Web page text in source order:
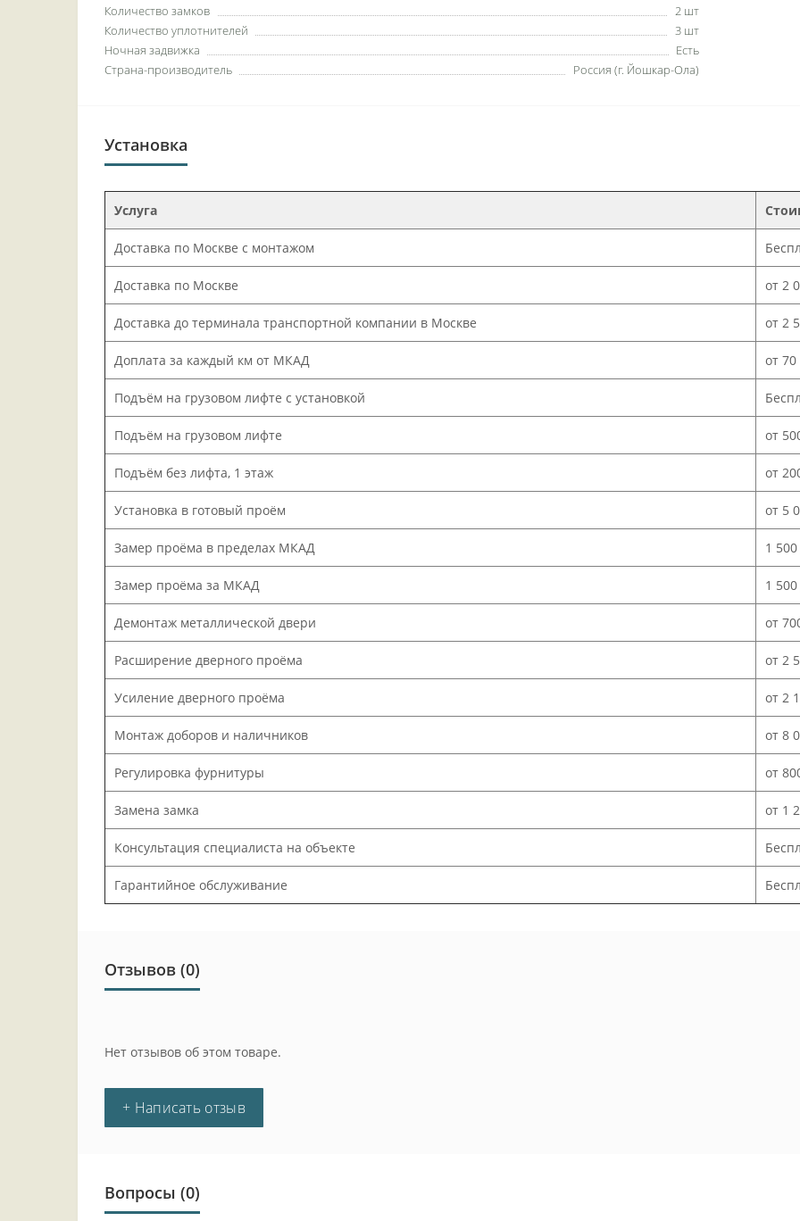
Количество замков
2 шт
Количество уплотнителей
3 шт
Ночная задвижка
Есть
Страна-производитель
Россия (г. Йошкар-Ола)
Установка
Услуга
Доставка по Москве с монтажом
Доставка по Москве от 2
Доставка до терминала транспортной компании в Москве от 2
Доплата за каждый км от МКАД от
Подъём на грузовом лифте с установкой
Подъём на грузовом лифте от
Подъём без лифта, 1 этаж от
Установка в готовый проём от 5
Замер проёма в пределах МКАД 1
Замер проёма за МКАД 1
Демонтаж металлической двери от
Расширение дверного проёма от 2
Усиление дверного проёма от 2
Монтаж доборов и наличников от 8
Регулировка фурнитуры от
Замена замка от 1
Консультация специалиста на объекте
Гарантийное обслуживание
Отзывов (0)
Нет отзывов об этом товаре.
+ Написать отзыв
Вопросы (0)